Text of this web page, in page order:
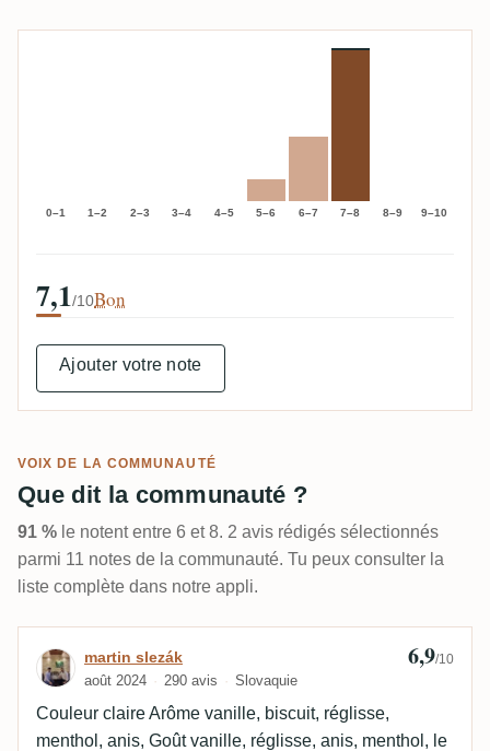
0–1 1–2 2–3 3–4 4–5 5–6 6–7 7–8 8–9 9–10
7,1/10Bon
Ajouter votre note
VOIX DE LA COMMUNAUTÉ
Que dit la communauté ?
91 % le notent entre 6 et 8. 2 avis rédigés sélectionnés
parmi 11 notes de la communauté. Tu peux consulter la
liste complète dans notre appli.
Avis de martin slezák
martin slezák
août 2024 290 avis Slovaquie
6,9/10
Couleur claire Arôme vanille, biscuit, réglisse,
menthol, anis, Goût vanille, réglisse, anis, menthol, le